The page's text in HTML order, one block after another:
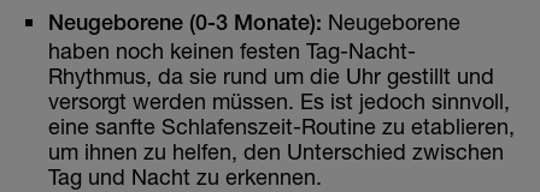
Neugeborene (0-3 Monate): Neugeborene
haben noch keinen festen Tag-Nacht-
Rhythmus, da sie rund um die Uhr gestillt und
versorgt werden müssen. Es ist jedoch sinnvoll,
eine sanfte Schlafenszeit-Routine zu etablieren,
um ihnen zu helfen, den Unterschied zwischen
Tag und Nacht zu erkennen.